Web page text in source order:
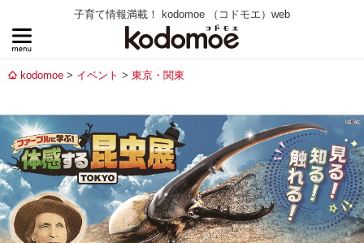
子育て情報満載！ kodomoe （コドモエ）web
kodomoe イベント 東京・関東